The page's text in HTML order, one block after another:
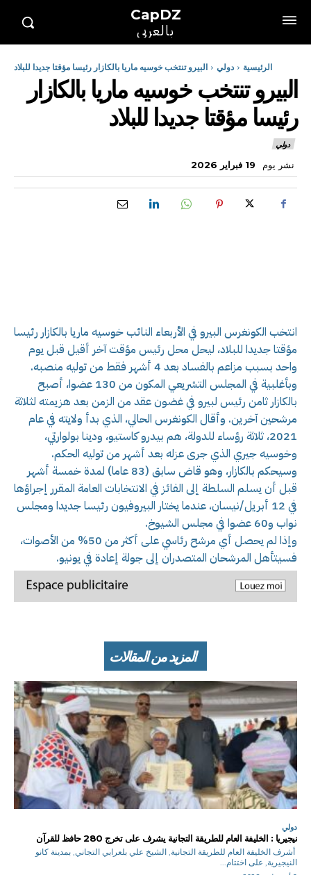
CapDZ
بالعربي
الرئيسية دولي البيرو تنتخب خوسيه ماريا بالكازار رئيسا مؤقتا جديدا للبلاد
البيرو تنتخب خوسيه ماريا بالكازار
رئيسا مؤقتا جديدا للبلاد
دولي
نشر يوم 19 فبراير 2026
انتخب الكونغرس البيرو في الأربعاء النائب خوسيه ماريا بالكازار رئيسا
مؤقتا جديدا للبلاد، ليحل محل رئيس مؤقت آخر أقيل قبل يوم
واحد بسبب مزاعم بالفساد بعد 4 أشهر فقط من توليه منصبه.
وبأغلبية في المجلس التشريعي المكون من 130 عضوا، أصبح
بالكازار ثامن رئيس لبيرو في غضون عقد من الزمن بعد هزيمته لثلاثة
مرشحين آخرين. وأقال الكونغرس الحالي، الذي بدأ ولايته في عام
2021، ثلاثة رؤساء للدولة، هم بيدرو كاستيو، ودينا بولوارتي،
وخوسيه جيري الذي جرى عزله بعد أشهر من توليه الحكم.
وسيحكم بالكازار، وهو قاض سابق (83 عاما) لمدة خمسة أشهر
قبل أن يسلم السلطة إلى الفائز في الانتخابات العامة المقرر إجراؤها
في 12 أبريل/نيسان، عندما يختار البيروفيون رئيسا جديدا ومجلس
نواب و60 عضوا في مجلس الشيوخ.
وإذا لم يحصل أي مرشح رئاسي على أكثر من 50% من الأصوات،
فسيتأهل المرشحان المتصدران إلى جولة إعادة في يونيو.
المزيد من المقالات
دولي
نيجيريا : الخليفة العام للطريقة التجانية يشرف على تخرج 280 حافظ للقرآن
أشرف الخليفة العام للطريقة التجانية, الشيخ علي بلعرابي التجاني, بمدينة كانو
النيجيرية, على اختتام...